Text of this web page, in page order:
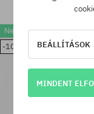
Elérhető méretek:
30; 31; 32; 34; 36
25570 Ft 22820
New
-10%
BEÁLLÍTÁSOK
MINDENT